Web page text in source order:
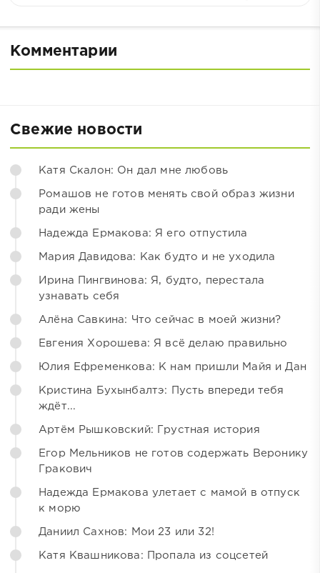
Комментарии
Свежие новости
Катя Скалон: Он дал мне любовь
Ромашов не готов менять свой образ жизни
ради жены
Надежда Ермакова: Я его отпустила
Мария Давидова: Как будто и не уходила
Ирина Пингвинова: Я, будто, перестала
узнавать себя
Алёна Савкина: Что сейчас в моей жизни?
Евгения Хорошева: Я всё делаю правильно
Юлия Ефременкова: К нам пришли Майя и Дан
Кристина Бухынбалтэ: Пусть впереди тебя
ждёт...
Артём Рышковский: Грустная история
Егор Мельников не готов содержать Веронику
Гракович
Надежда Ермакова улетает с мамой в отпуск
к морю
Даниил Сахнов: Мои 23 или 32!
Катя Квашникова: Пропала из соцсетей